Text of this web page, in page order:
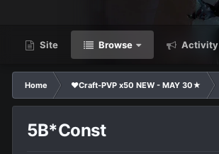
Site Browse Activity
Home ❤Craft-PVP x50 NEW - MAY 30★
5B*Const